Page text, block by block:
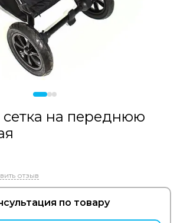
на переднюю
отзыв
по товару